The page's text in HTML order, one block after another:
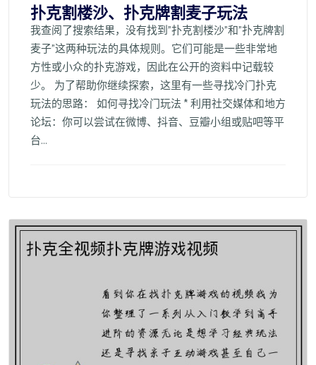
扑克割楼沙、扑克牌割麦子玩法
我查阅了搜索结果，没有找到"扑克割楼沙"和"扑克牌割
麦子"这两种玩法的具体规则。它们可能是一些非常地
方性或小众的扑克游戏，因此在公开的资料中记载较
少。 为了帮助你继续探索，这里有一些寻找冷门扑克
玩法的思路： 如何寻找冷门玩法 * 利用社交媒体和地方
论坛：你可以尝试在微博、抖音、豆瓣小组或贴吧等平
台...